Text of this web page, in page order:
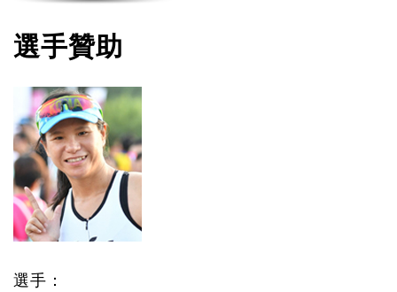
選手贊助
選手：